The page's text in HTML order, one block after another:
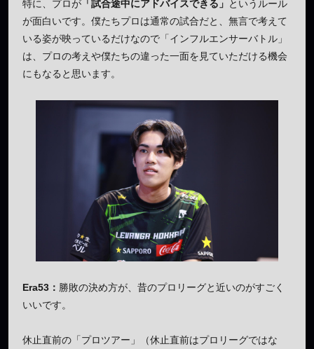
特に、プロが 「試合途中にアドバイスできる」 というルール
が面白いです。僕たちプロは通常の試合だと、無言で考えて
いる姿が映っているだけなので「インフルエンサーバトル」
は、プロの考えや僕たちの違った一面を見ていただける機会
にもなると思います。
Era53： 勝敗の決め方が、昔のプロリーグと近いのがすごく
いいです。
休止直前の「プロツアー」（休止直前はプロリーグではな